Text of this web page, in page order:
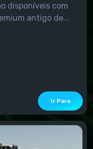
disponíveis com
antigo de...
Ir Para